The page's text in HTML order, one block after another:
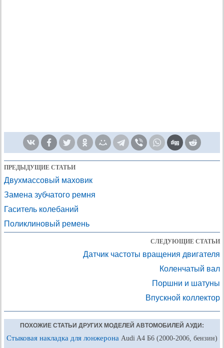
ПРЕДЫДУЩИЕ СТАТЬИ
Двухмассовый маховик
Замена зубчатого ремня
Гаситель колебаний
Поликлиновый ремень
СЛЕДУЮЩИЕ СТАТЬИ
Датчик частоты вращения двигателя
Коленчатый вал
Поршни и шатуны
Впускной коллектор
ПОХОЖИЕ СТАТЬИ ДРУГИХ МОДЕЛЕЙ АВТОМОБИЛЕЙ АУДИ:
Стыковая накладка для лонжерона Audi A4 Б6 (2000-2006, бензин)